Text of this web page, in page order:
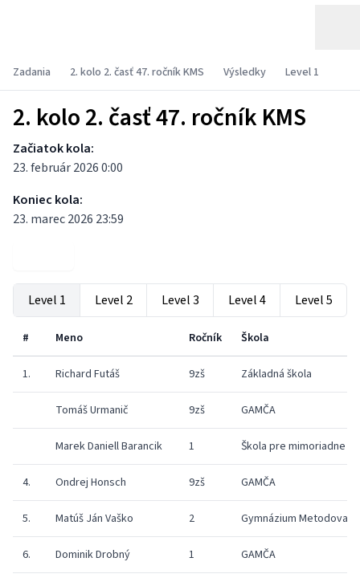
Zadania 2. kolo 2. časť 47. ročník KMS Výsledky Level 1
2. kolo 2. časť 47. ročník KMS
Začiatok kola:
23. február 2026 0:00
Koniec kola:
23. marec 2026 23:59
Level 1 Level 2 Level 3 Level 4 Level 5
# Meno Ročník Škola
1. Richard Futáš 9zš Základná škola
Tomáš Urmanič 9zš GAMČA
Marek Daniell Barancik 1 Škola pre mimoriadne
4. Ondrej Honsch 9zš GAMČA
5. Matúš Ján Vaško 2 Gymnázium Metodova
6. Dominik Drobný 1 GAMČA